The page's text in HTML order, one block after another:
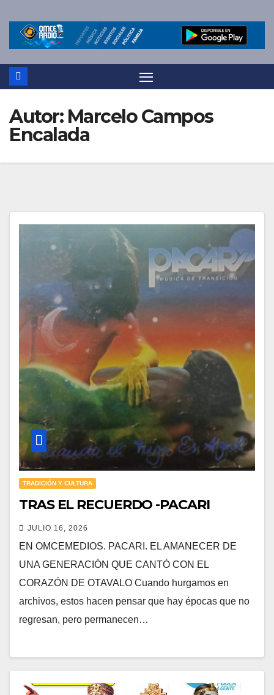
contenido
Autor: Marcelo Campos
Encalada
TRADICIÓN Y CULTURA
TRAS EL RECUERDO -PACARI
JULIO 16, 2026
EN OMCEMEDIOS. PACARI. EL AMANECER DE
UNA GENERACIÓN QUE CANTÓ CON EL
CORAZÓN DE OTAVALO Cuando hurgamos en
archivos, estos hacen pensar que hay épocas que no
regresan, pero permanecen…